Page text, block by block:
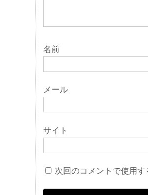
名前
メール
サイト
次回のコメントで使用